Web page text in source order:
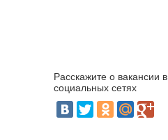
Расскажите о вакансии в
социальных сетях